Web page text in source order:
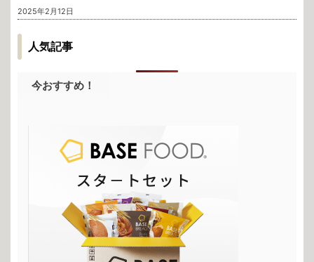
2025年2月12日
人気記事
今おすすめ！